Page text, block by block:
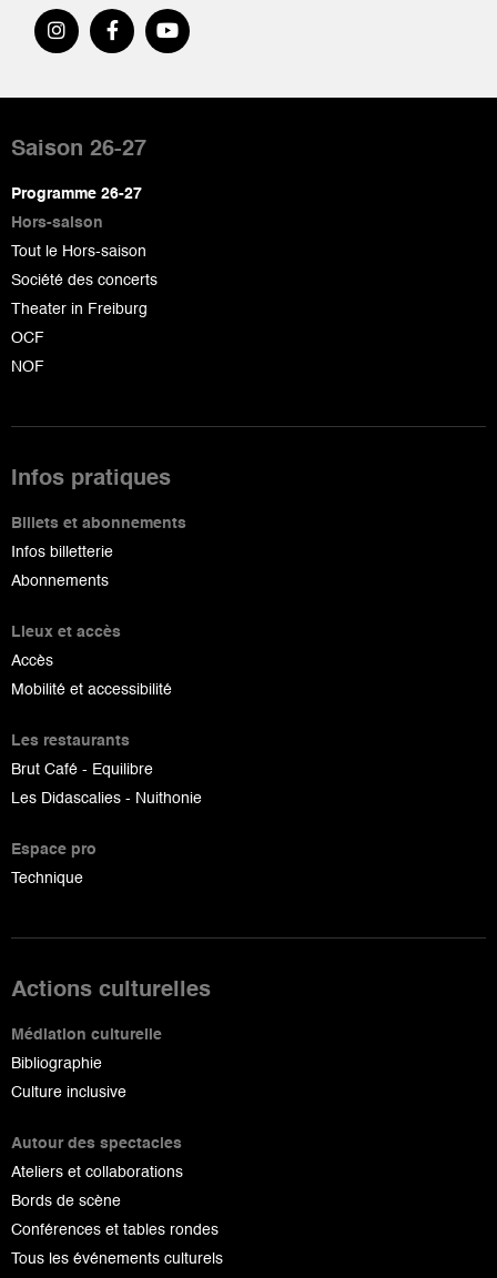
de
page
Saison 26-27
Programme 26-27
Hors-saison
Tout le Hors-saison
Société des concerts
Theater in Freiburg
OCF
NOF
Infos pratiques
Billets et abonnements
Infos billetterie
Abonnements
Lieux et accès
Accès
Mobilité et accessibilité
Les restaurants
Brut Café - Equilibre
Les Didascalies - Nuithonie
Espace pro
Technique
Actions culturelles
Médiation culturelle
Bibliographie
Culture inclusive
Autour des spectacles
Ateliers et collaborations
Bords de scène
Conférences et tables rondes
Tous les événements culturels